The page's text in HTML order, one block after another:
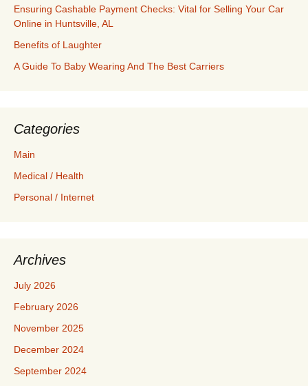
Ensuring Cashable Payment Checks: Vital for Selling Your Car
Online in Huntsville, AL
Benefits of Laughter
A Guide To Baby Wearing And The Best Carriers
Categories
Main
Medical / Health
Personal / Internet
Archives
July 2026
February 2026
November 2025
December 2024
September 2024